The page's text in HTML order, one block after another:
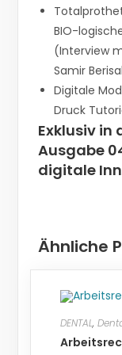
BIO-
(Interview
Samir
Digitale
Druck
Exklusiv in
Ausgabe
digitale
Ähnliche
DENTAL,